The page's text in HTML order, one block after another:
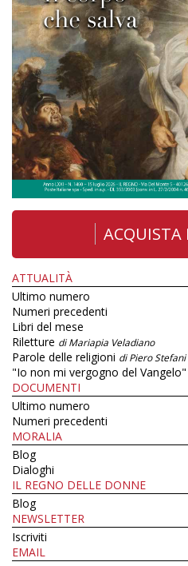
ACQUISTA
ATTUALITÀ
Ultimo numero
Numeri precedenti
Libri del mese
Riletture di Mariapia Veladiano
Parole delle religioni di Piero Stefani
"Io non mi vergogno del Vangelo"
DOCUMENTI
Ultimo numero
Numeri precedenti
MORALIA
Blog
Dialoghi
IL REGNO DELLE DONNE
Blog
NEWSLETTER
Iscriviti
EMAIL